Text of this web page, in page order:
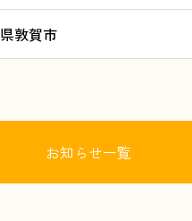
敦賀市
お知らせ一覧